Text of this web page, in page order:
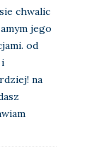
chwalic
jego
od
i
na